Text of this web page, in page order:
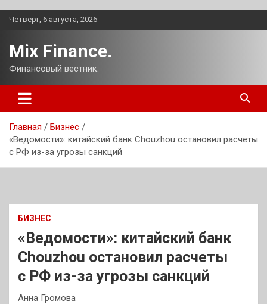
Перейти
Четверг, 6 августа, 2026
Mix Finance.
Финансовый вестник.
Главная
Бизнес
«Ведомости»: китайский банк Chouzhou остановил расчеты
с РФ из-за угрозы санкций
БИЗНЕС
«Ведомости»: китайский банк
Chouzhou остановил расчеты
с РФ из-за угрозы санкций
Анна Громова